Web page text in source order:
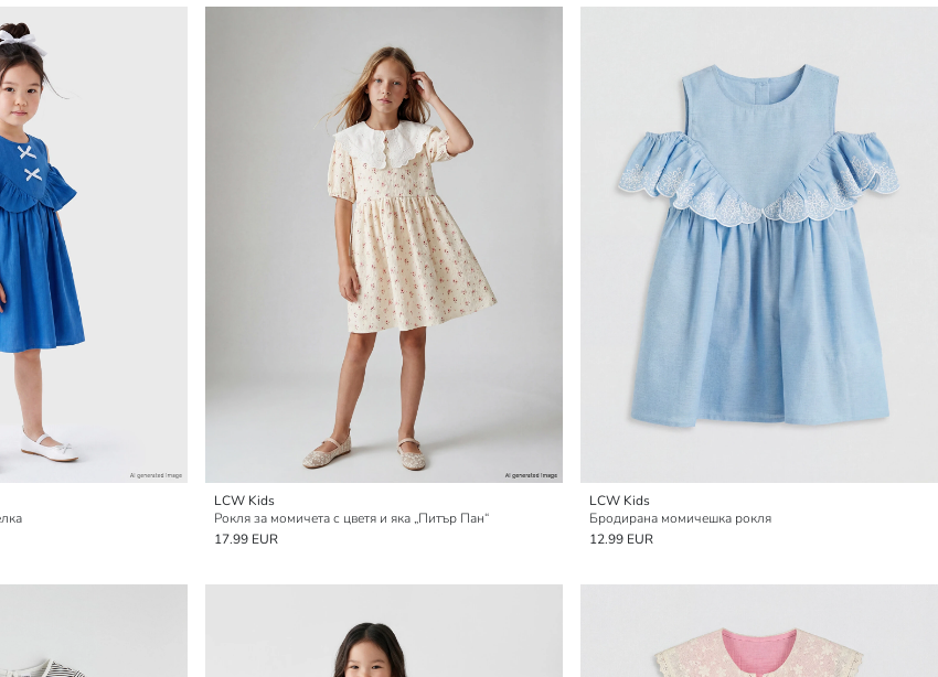
LCW Kids
Рокля за момичета с цветя и яка „Питър Пан“
17.99 EUR
LCW Kids
Бродирана момичешка рокля
12.99 EUR